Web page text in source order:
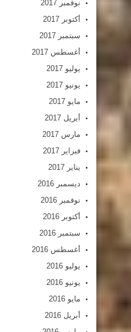
نوفمبر 2017
أكتوبر 2017
سبتمبر 2017
أغسطس 2017
يوليو 2017
يونيو 2017
مايو 2017
أبريل 2017
مارس 2017
فبراير 2017
يناير 2017
ديسمبر 2016
نوفمبر 2016
أكتوبر 2016
سبتمبر 2016
أغسطس 2016
يوليو 2016
يونيو 2016
مايو 2016
أبريل 2016